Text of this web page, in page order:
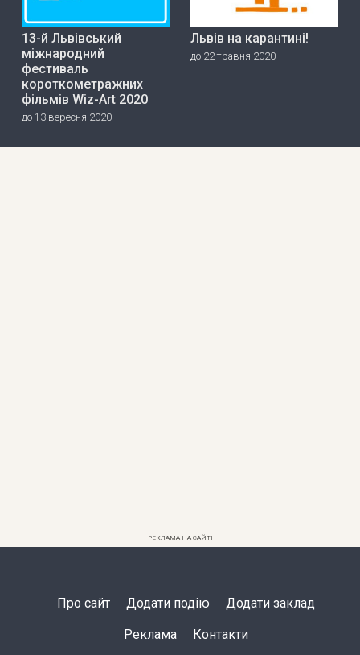
13-й Львівський
міжнародний
фестиваль
короткометражних
фільмів Wiz-Art 2020
до 13 вересня 2020
Львів на карантині!
до 22 травня 2020
РЕКЛАМА НА САЙТІ
Про сайт Додати подію Додати заклад
Реклама Контакти